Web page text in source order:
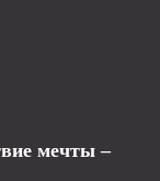
мечты –